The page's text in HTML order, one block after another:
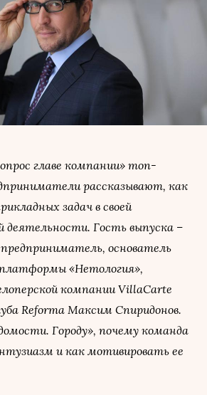
главе компании» топ-
рассказывают, как
задач в своей
деятельности. Гость выпуска –
основатель
«Нетология»,
компании VillaCarte
Reforma Максим Спиридонов.
Городу», почему команда
и как мотивировать ее